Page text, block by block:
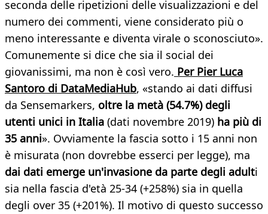
seconda delle ripetizioni delle visualizzazioni e del
numero dei commenti, viene considerato più o
meno interessante e diventa virale o sconosciuto».
Comunemente si dice che sia il social dei
giovanissimi, ma non è così vero. Per Pier Luca
Santoro di DataMediaHub, «stando ai dati diffusi
da Sensemarkers, oltre la metà (54.7%) degli
utenti unici in Italia (dati novembre 2019) ha più di
35 anni». Ovviamente la fascia sotto i 15 anni non
è misurata (non dovrebbe esserci per legge), ma
dai dati emerge un'invasione da parte degli adulti
sia nella fascia d'età 25-34 (+258%) sia in quella
degli over 35 (+201%). Il motivo di questo successo